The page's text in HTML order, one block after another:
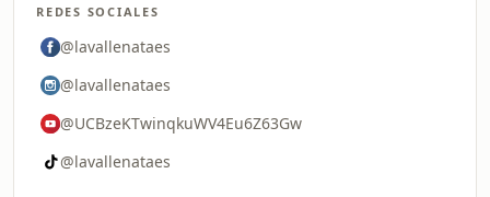
REDES SOCIALES
@lavallenataes
@lavallenataes
@UCBzeKTwinqkuWV4Eu6Z63Gw
@lavallenataes